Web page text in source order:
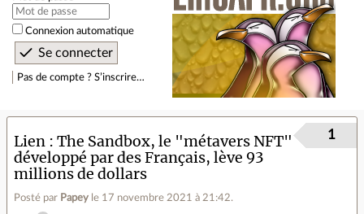
Connexion automatique
Pas de compte ? S’inscrire…
Lien
The Sandbox, le "métavers NFT"
développé par des Français, lève 93
millions de dollars
Posté par Papey le 17 novembre 2021 à 21:42.
1